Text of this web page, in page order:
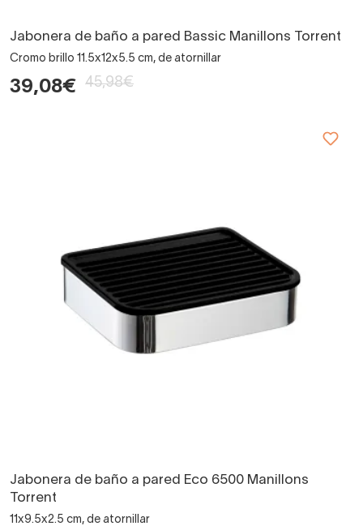
Jabonera de baño a pared Bassic Manillons Torrent
Cromo brillo 11.5x12x5.5 cm, de atornillar
39,08€ 45,98€
Jabonera de baño a pared Eco 6500 Manillons
Torrent
11x9.5x2.5 cm, de atornillar